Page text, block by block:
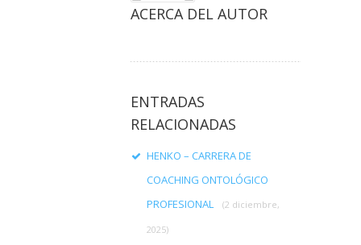
ACERCA DEL AUTOR
ENTRADAS
RELACIONADAS
HENKO – CARRERA DE
COACHING ONTOLÓGICO
PROFESIONAL
(2 diciembre,
2025)